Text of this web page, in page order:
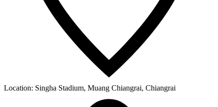
Location: Singha Stadium, Muang Chiangrai, Chiangrai